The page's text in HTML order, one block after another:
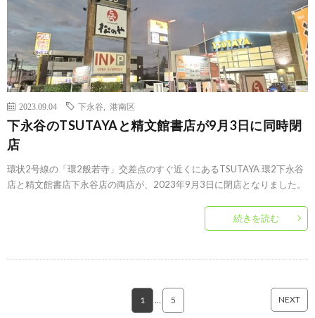
2023.09.04 下永谷 港南区
下永谷のTSUTAYAと精文館書店が9月3日に同時閉
店
環状2号線の「環2般若寺」交差点のすぐ近くにあるTSUTAYA 環2下永谷
店と精文館書店下永谷店の両店が、2023年9月3日に閉店となりました。
続きを読む
1 5 NEXT